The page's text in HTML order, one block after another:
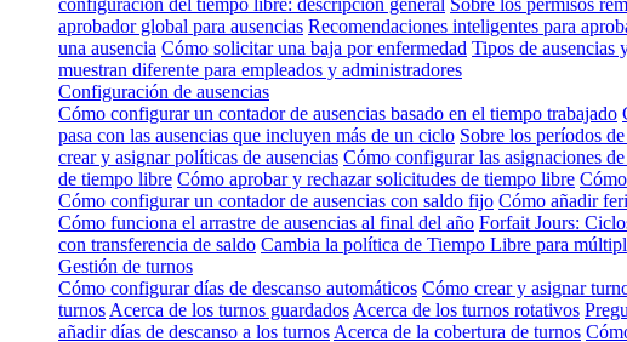
aprobador global para ausencias Recomendaciones inteligentes para
una ausencia Cómo solicitar una baja por enfermedad Tipos de ausencias
muestran diferente para empleados y administradores
Configuración de ausencias
Cómo configurar un contador de ausencias basado en el tiempo trabajado
pasa con las ausencias que incluyen más de un ciclo Sobre los períodos
crear y asignar políticas de ausencias Cómo configurar las asignaciones
de tiempo libre Cómo aprobar y rechazar solicitudes de tiempo libre
Cómo configurar un contador de ausencias con saldo fijo Cómo añadir
Cómo funciona el arrastre de ausencias al final del año Forfait Jours:
con transferencia de saldo Cambia la política de Tiempo Libre para
Gestión de turnos
Cómo configurar días de descanso automáticos Cómo crear y asignar
turnos Acerca de los turnos guardados Acerca de los turnos rotativos
añadir días de descanso a los turnos Acerca de la cobertura de turnos